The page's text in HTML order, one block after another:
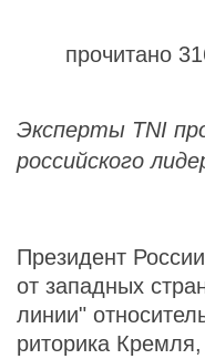
прочитано
Эксперты TNI
российского
Президент
от западных
линии"
риторика